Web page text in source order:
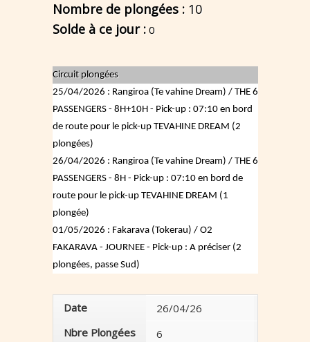
Nombre de plongées : 10
Solde à ce jour : 0
Circuit plongées
25/04/2026 : Rangiroa (Te vahine Dream) / THE 6
PASSENGERS - 8H+10H - Pick-up : 07:10 en bord
de route pour le pick-up TEVAHINE DREAM (2
plongées)
26/04/2026 : Rangiroa (Te vahine Dream) / THE 6
PASSENGERS - 8H - Pick-up : 07:10 en bord de
route pour le pick-up TEVAHINE DREAM (1
plongée)
01/05/2026 : Fakarava (Tokerau) / O2
FAKARAVA - JOURNEE - Pick-up : A préciser (2
plongées, passe Sud)
Date
Nbre Plongées
26/04/26
6